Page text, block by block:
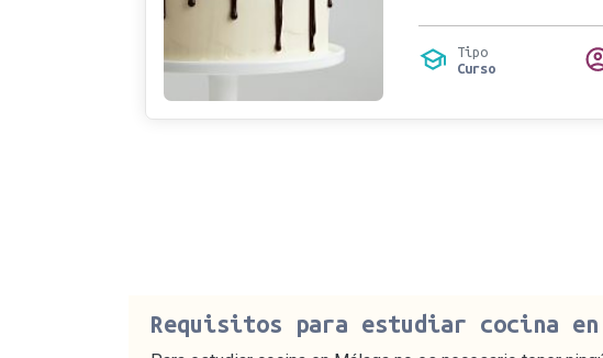
Tipo
Curso
Requisitos para estudiar cocina en